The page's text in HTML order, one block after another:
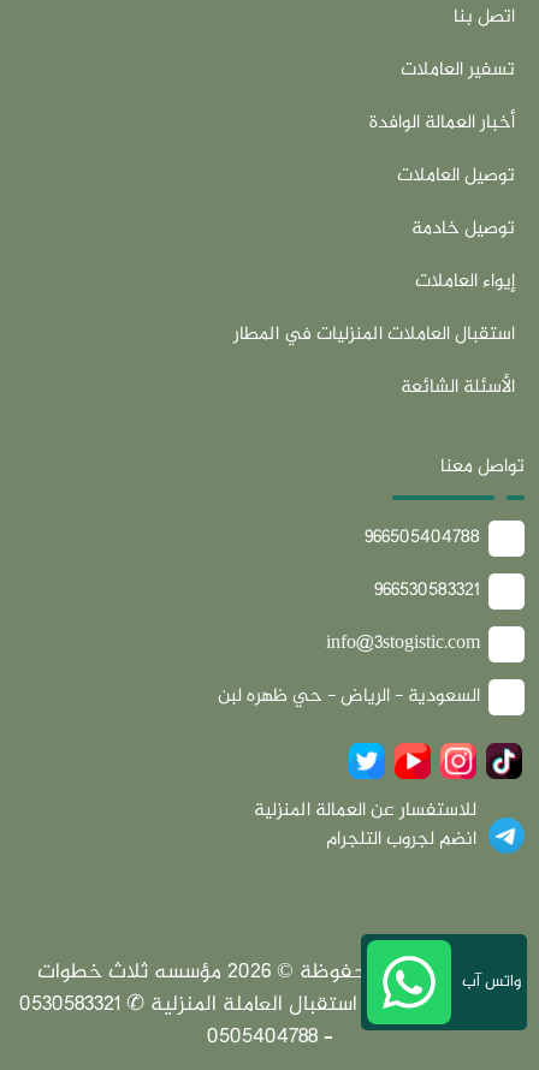
اتصل بنا
تسفير العاملات
أخبار العمالة الوافدة
توصيل العاملات
توصيل خادمة
إيواء العاملات
استقبال العاملات المنزليات في المطار
الأسئلة الشائعة
تواصل معنا
966505404788
966530583321
info@3stogistic.com
السعودية - الرياض - حي ظهره لبن
للاستفسار عن العمالة المنزلية
انضم لجروب التلجرام
جميع الحقوق محفوظة © 2026 مؤسسه ثلاث خطوات
لخدمات المطارات | استقبال العاملة المنزلية ✆ 0530583321
– 0505404788
واتس آب